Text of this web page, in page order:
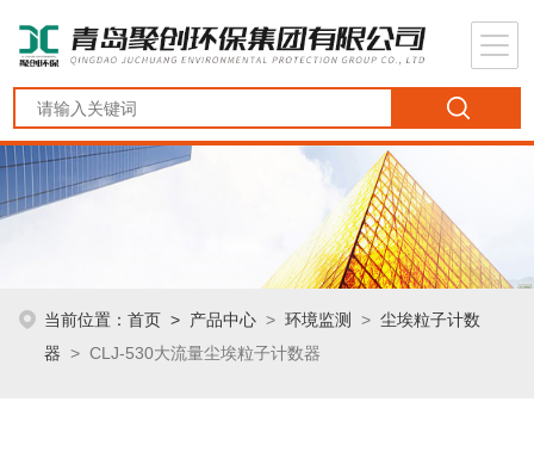
当前位置：首页 > 产品中心 >环境监测 >尘埃粒子计数
器 > CLJ-530大流量尘埃粒子计数器